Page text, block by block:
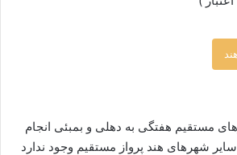
مستقیم هفتگی به دهلی و بمبئی انجام
شهرهای هند پرواز مستقیم وجود ندارد